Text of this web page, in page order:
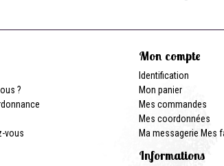
?
vous
Mon compte
Identification
Mon panier
Mes commandes
Mes coordonnées
Ma messagerie Mes
Informations